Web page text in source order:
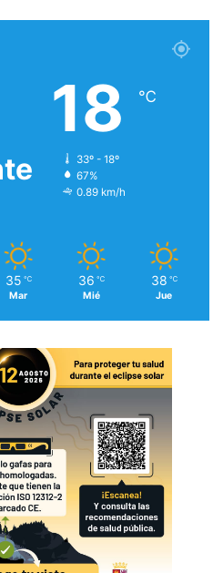
18 ℃
33º - 18º
67%
0.89 km/h
35 ℃
Mar
36 ℃
Mié
38 ℃
Jue